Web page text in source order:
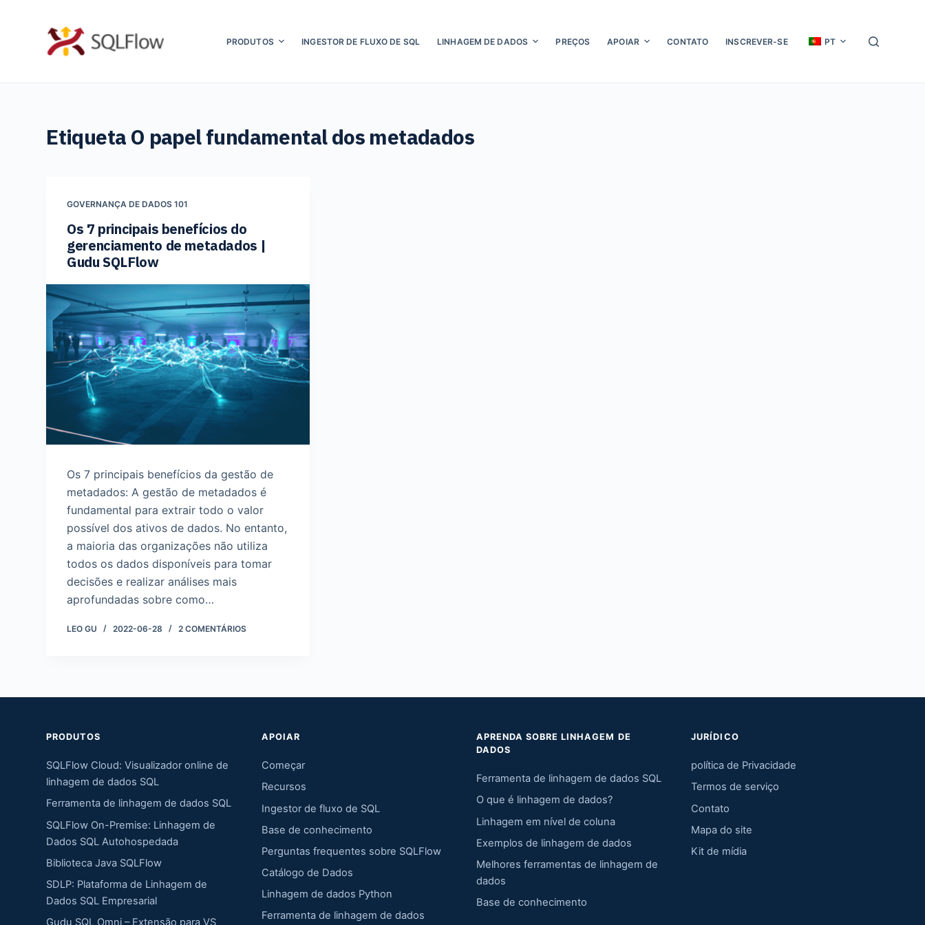
PRODUTOS INGESTOR DE FLUXO DE SQL LINHAGEM DE DADOS PREÇOS APOIAR CONTATO INSCREVER-SE PT
Etiqueta O papel fundamental dos metadados
GOVERNANÇA DE DADOS 101
Os 7 principais benefícios do
gerenciamento de metadados |
Gudu SQLFlow
Os 7 principais benefícios da gestão de
metadados: A gestão de metadados é
fundamental para extrair todo o valor
possível dos ativos de dados. No entanto,
a maioria das organizações não utiliza
todos os dados disponíveis para tomar
decisões e realizar análises mais
aprofundadas sobre como…
LEO GU 2022-06-28 2 COMENTÁRIOS
PRODUTOS
SQLFlow Cloud: Visualizador online de
linhagem de dados SQL
Ferramenta de linhagem de dados SQL
SQLFlow On-Premise: Linhagem de
Dados SQL Autohospedada
Biblioteca Java SQLFlow
SDLP: Plataforma de Linhagem de
Dados SQL Empresarial
Gudu SQL Omni – Extensão para VS
APOIAR
Começar
Recursos
Ingestor de fluxo de SQL
Base de conhecimento
Perguntas frequentes sobre SQLFlow
Catálogo de Dados
Linhagem de dados Python
Ferramenta de linhagem de dados
APRENDA SOBRE LINHAGEM DE
DADOS
Ferramenta de linhagem de dados SQL
O que é linhagem de dados?
Linhagem em nível de coluna
Exemplos de linhagem de dados
Melhores ferramentas de linhagem de
dados
Base de conhecimento
JURÍDICO
política de Privacidade
Termos de serviço
Contato
Mapa do site
Kit de mídia